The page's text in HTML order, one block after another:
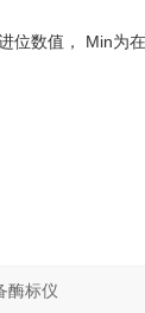
位数值， Min为